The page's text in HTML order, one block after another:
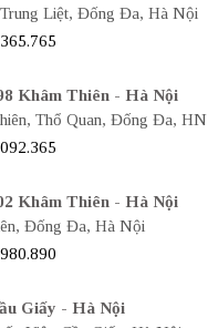
Liệt, Đống Đa, Hà Nội
Khâm Thiên - Hà Nội
Thổ Quan, Đống Đa, HN
Khâm Thiên - Hà Nội
Đống Đa, Hà Nội
Giấy - Hà Nội